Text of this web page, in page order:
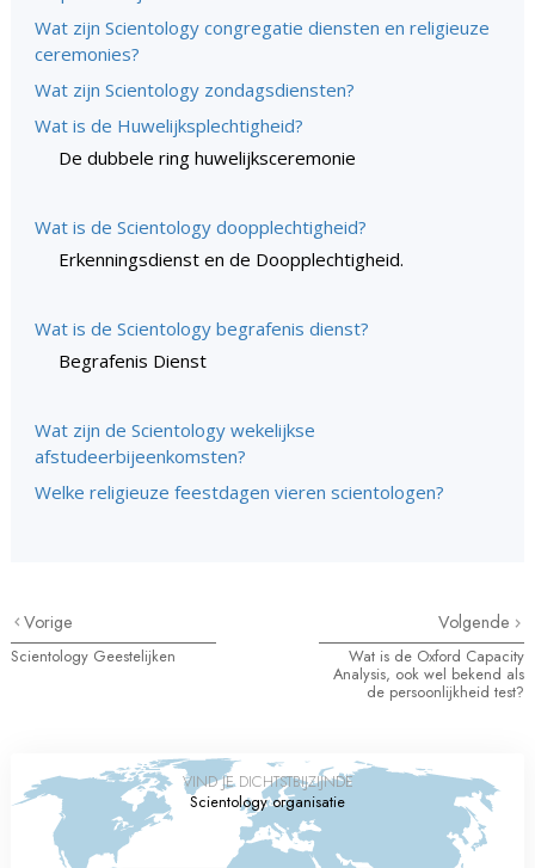
Wat zijn Scientology congregatie diensten en religieuze
ceremonies?
Wat zijn Scientology zondagsdiensten?
Wat is de Huwelijksplechtigheid?
De dubbele ring huwelijksceremonie
Wat is de Scientology doopplechtigheid?
Erkenningsdienst en de Doopplechtigheid.
Wat is de Scientology begrafenis dienst?
Begrafenis Dienst
Wat zijn de Scientology wekelijkse
afstudeerbijeenkomsten?
Welke religieuze feestdagen vieren scientologen?
Vorige
Scientology Geestelijken
Volgende
Wat is de Oxford Capacity
Analysis, ook wel bekend als
de persoonlijkheid test?
VIND JE DICHTSTBIJZIJNDE
Scientology organisatie